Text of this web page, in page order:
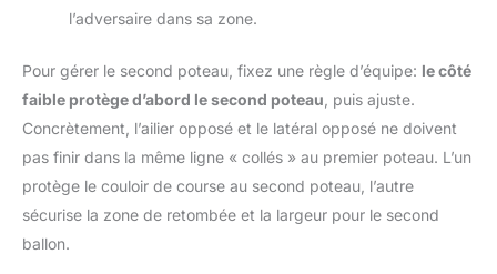
l’adversaire dans sa zone.
Pour gérer le second poteau, fixez une règle d’équipe: le côté
faible protège d’abord le second poteau , puis ajuste.
Concrètement, l’ailier opposé et le latéral opposé ne doivent
pas finir dans la même ligne « collés » au premier poteau. L’un
protège le couloir de course au second poteau, l’autre
sécurise la zone de retombée et la largeur pour le second
ballon.